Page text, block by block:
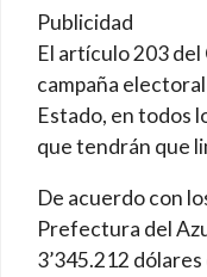
Publicidad
El artículo 203
campaña
Estado, en todos
que tendrán que
De acuerdo con
Prefectura del
3’345.212